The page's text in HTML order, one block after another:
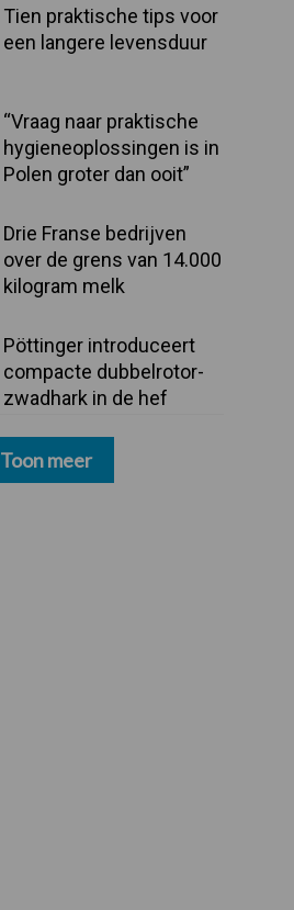
Tien praktische tips voor
een langere levensduur
“Vraag naar praktische
hygieneoplossingen is in
Polen groter dan ooit”
Drie Franse bedrijven
over de grens van 14.000
kilogram melk
Pöttinger introduceert
compacte dubbelrotor-
zwadhark in de hef
Toon meer